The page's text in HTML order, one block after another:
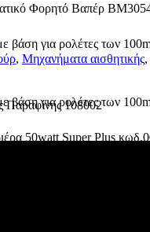
, Μηχανήματα αισθητικής,